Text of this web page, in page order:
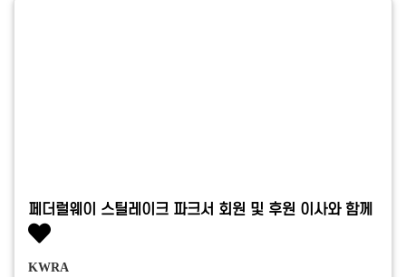
페더럴웨이 스틸레이크 파크서 회원 및 후원 이사와 함께
KWRA